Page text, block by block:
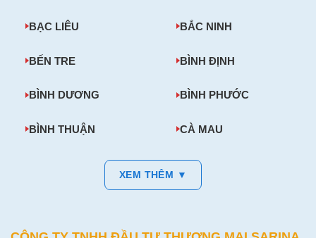
BẠC LIÊU BẮC NINH
BẾN TRE BÌNH ĐỊNH
BÌNH DƯƠNG BÌNH PHƯỚC
BÌNH THUẬN CÀ MAU
XEM THÊM ▼